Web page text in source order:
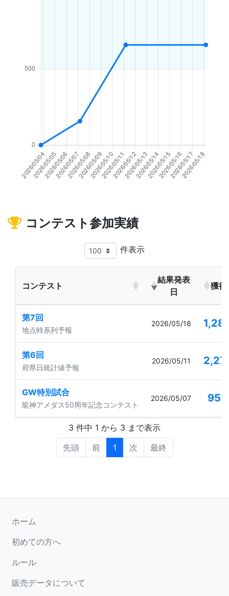
コンテスト参加実績
件表示
コンテスト
結果発表
日
獲得
第7回
地点時系列予報
2026/05/18
第6回
府県日統計値予報
2026/05/11
GW特別試合
龍神アメダス50周年記念コンテスト
2026/05/07
3 件中 1 から 3 まで表示
先頭
前 1 次 最終
ホーム
初めての方へ
ルール
販売データについて